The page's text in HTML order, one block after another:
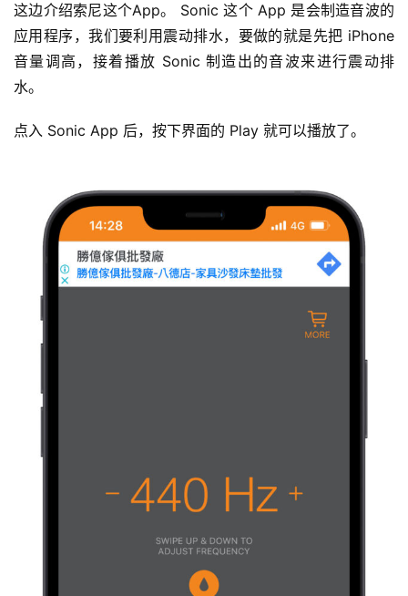
这边介绍索尼这个App。 Sonic 这个 App 是会制造音波的
应用程序，我们要利用震动排水，要做的就是先把 iPhone
音量调高，接着播放 Sonic 制造出的音波来进行震动排
水。
点入 Sonic App 后，按下界面的 Play 就可以播放了。